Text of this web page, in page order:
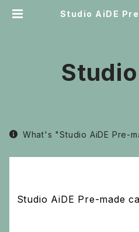
Studio AiDE
What's "Studio AiDE Pre-
Studio AiDE Pre-made